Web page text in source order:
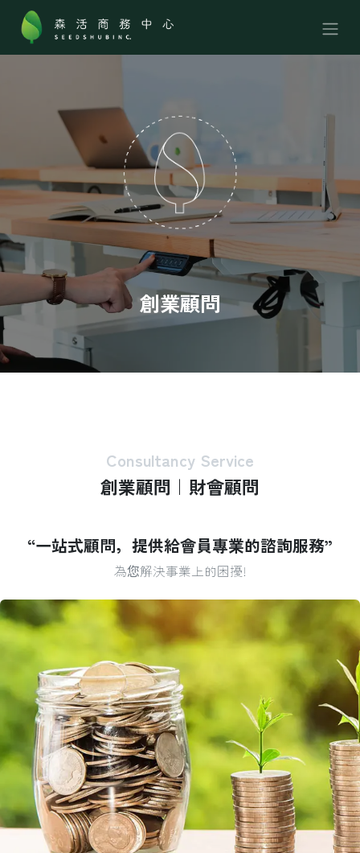
跳至內容
創業顧問
Consultancy Service
創業顧問｜財會顧問
“一站式顧問，提供給會員專業的諮詢服務”
為您解決事業上的困擾!